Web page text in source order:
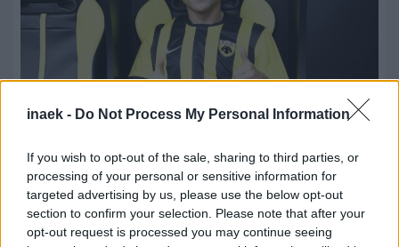
inaek - Do Not Process My Personal Information
If you wish to opt-out of the sale, sharing to third parties, or
processing of your personal or sensitive information for
targeted advertising by us, please use the below opt-out
section to confirm your selection. Please note that after your
opt-out request is processed you may continue seeing
07.08.2026, 14:43
ΑΕΚ: Αυτό είναι το νούμερο που επέλεξε να φορά ο
Λόβρο Μάγερ (ΦΩΤΟ)